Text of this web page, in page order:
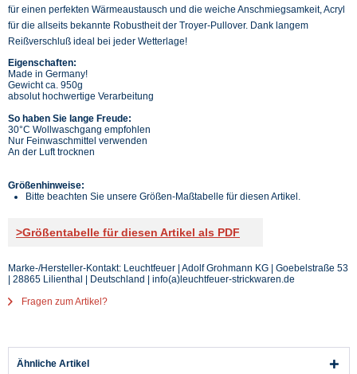
für einen perfekten Wärmeaustausch und die weiche Anschmiegsamkeit, Acryl
für die allseits bekannte Robustheit der Troyer-Pullover. Dank langem
Reißverschluß ideal bei jeder Wetterlage!
Eigenschaften:
Made in Germany!
Gewicht ca. 950g
absolut hochwertige Verarbeitung
So haben Sie lange Freude:
30°C Wollwaschgang empfohlen
Nur Feinwaschmittel verwenden
An der Luft trocknen
Größenhinweise:
Bitte beachten Sie unsere Größen-Maßtabelle für diesen Artikel.
>Größentabelle für diesen Artikel als PDF
Marke-/Hersteller-Kontakt: Leuchtfeuer | Adolf Grohmann KG | Goebelstraße 53
| 28865 Lilienthal | Deutschland | info(a)leuchtfeuer-strickwaren.de
Fragen zum Artikel?
Ähnliche Artikel